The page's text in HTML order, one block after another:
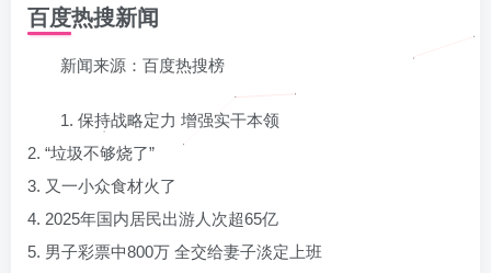
百度热搜新闻
新闻来源：百度热搜榜
1. 保持战略定力 增强实干本领
2. “垃圾不够烧了”
3. 又一小众食材火了
4. 2025年国内居民出游人次超65亿
5. 男子彩票中800万 全交给妻子淡定上班